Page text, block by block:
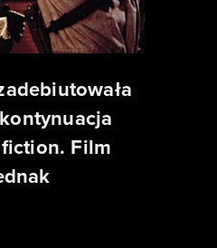
Film